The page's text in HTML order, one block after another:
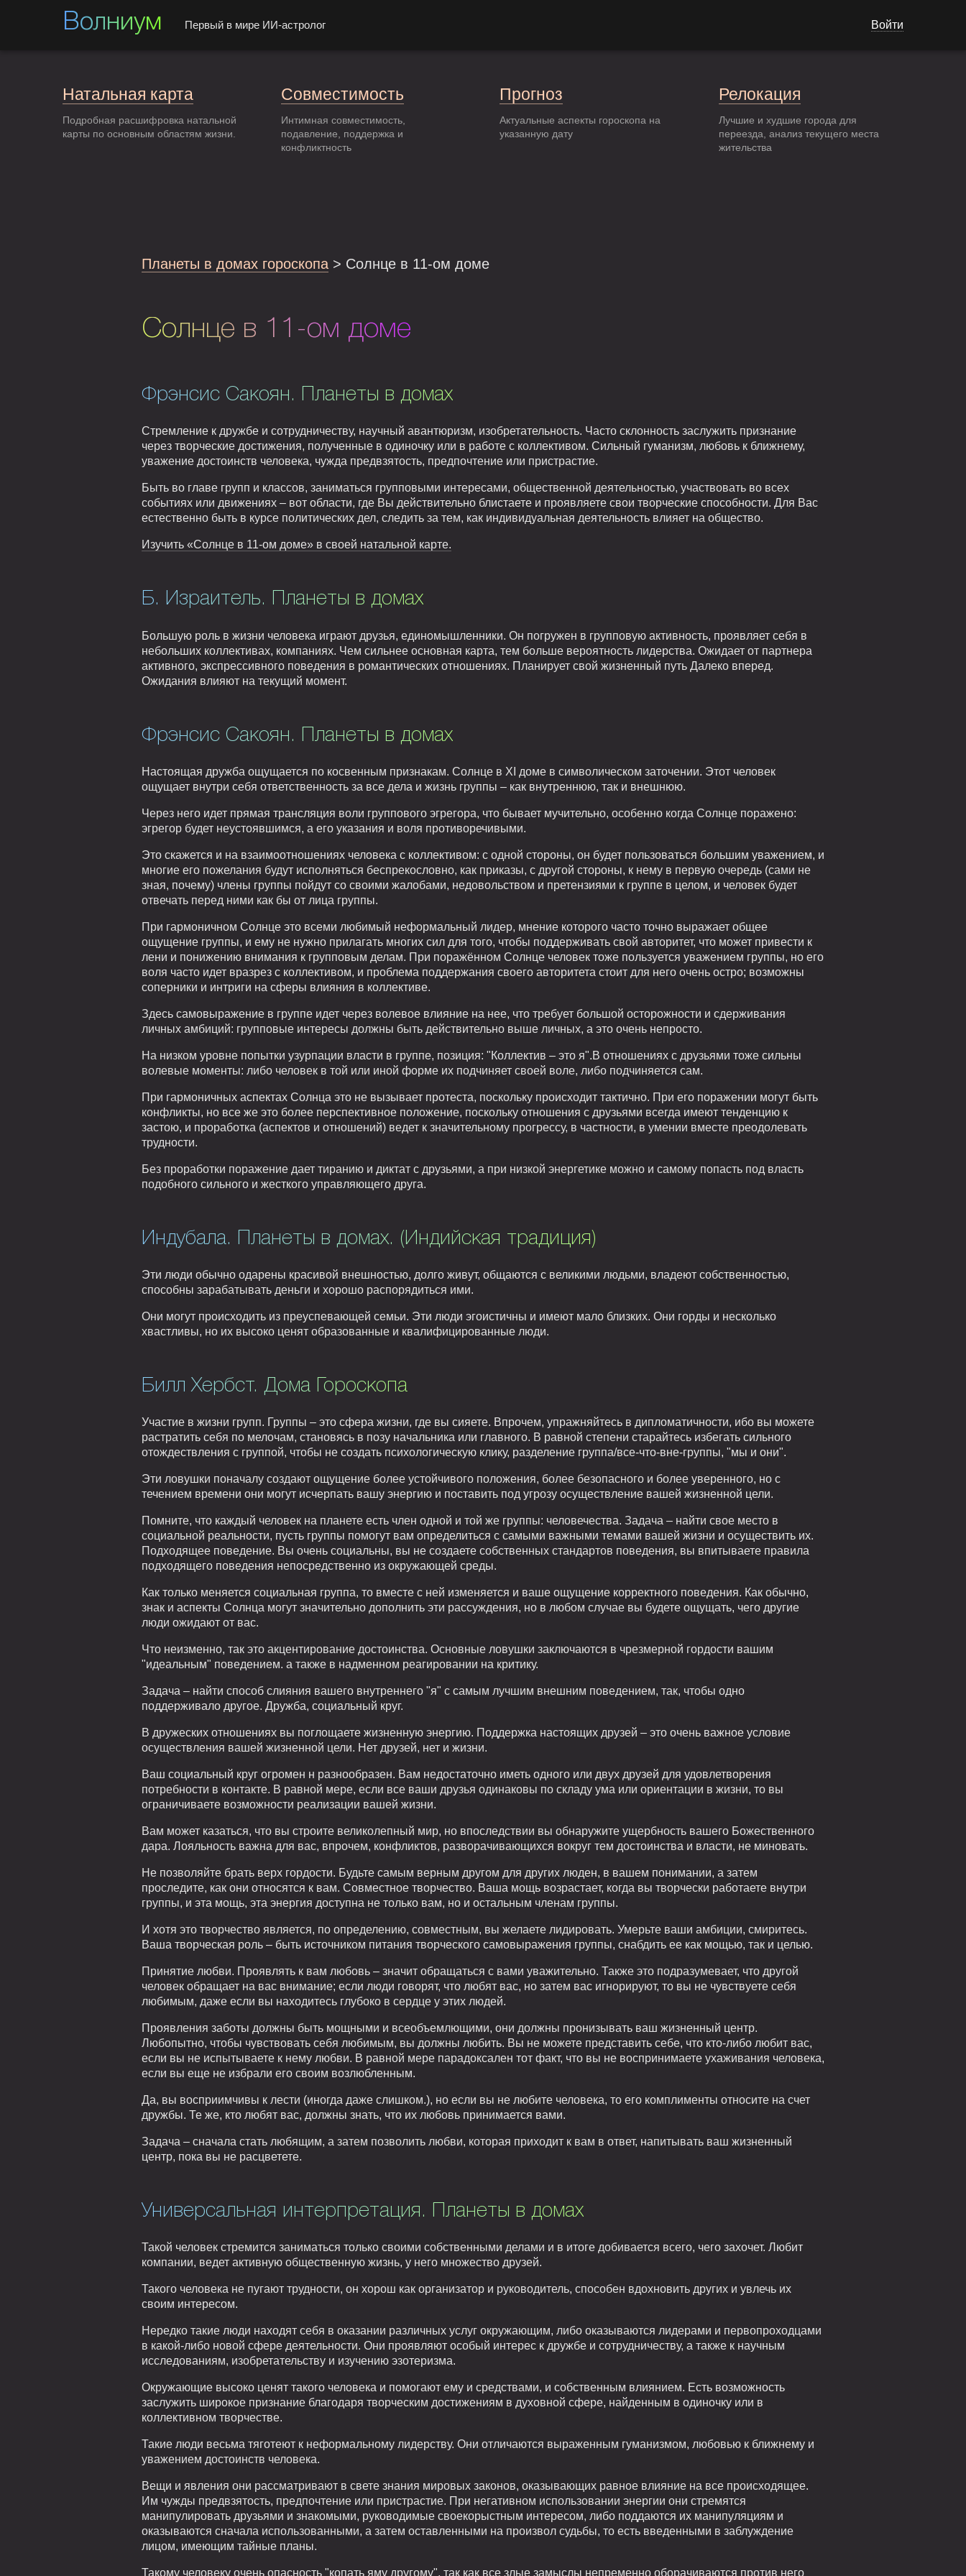
Волниум Первый в мире ИИ-астролог Войти
Натальная карта
Подробная расшифровка натальной
карты по основным областям жизни.
Совместимость
Интимная совместимость,
подавление, поддержка и
конфликтность
Прогноз
Актуальные аспекты гороскопа на
указанную дату
Релокация
Лучшие и худшие города для
переезда, анализ текущего места
жительства
Планеты в домах гороскопа > Солнце в 11-ом доме
Солнце в 11-ом доме
Фрэнсис Сакоян. Планеты в домах
Стремление к дружбе и сотрудничеству, научный авантюризм, изобретательность. Часто склонность заслужить признание
через творческие достижения, полученные в одиночку или в работе с коллективом. Сильный гуманизм, любовь к ближнему,
уважение достоинств человека, чужда предвзятость, предпочтение или пристрастие.
Быть во главе групп и классов, заниматься групповыми интересами, общественной деятельностью, участвовать во всех
событиях или движениях – вот области, где Вы действительно блистаете и проявляете свои творческие способности. Для Вас
естественно быть в курсе политических дел, следить за тем, как индивидуальная деятельность влияет на общество.
Изучить «Солнце в 11-ом доме» в своей натальной карте.
Б. Израитель. Планеты в домах
Большую роль в жизни человека играют друзья, единомышленники. Он погружен в групповую активность, проявляет себя в
небольших коллективах, компаниях. Чем сильнее основная карта, тем больше вероятность лидерства. Ожидает от партнера
активного, экспрессивного поведения в романтических отношениях. Планирует свой жизненный путь Далеко вперед.
Ожидания влияют на текущий момент.
Фрэнсис Сакоян. Планеты в домах
Настоящая дружба ощущается по косвенным признакам. Солнце в XI доме в символическом заточении. Этот человек
ощущает внутри себя ответственность за все дела и жизнь группы – как внутреннюю, так и внешнюю.
Через него идет прямая трансляция воли группового эгрегора, что бывает мучительно, особенно когда Солнце поражено:
эгрегор будет неустоявшимся, а его указания и воля противоречивыми.
Это скажется и на взаимоотношениях человека с коллективом: с одной стороны, он будет пользоваться большим уважением, и
многие его пожелания будут исполняться беспрекословно, как приказы, с другой стороны, к нему в первую очередь (сами не
зная, почему) члены группы пойдут со своими жалобами, недовольством и претензиями к группе в целом, и человек будет
отвечать перед ними как бы от лица группы.
При гармоничном Солнце это всеми любимый неформальный лидер, мнение которого часто точно выражает общее
ощущение группы, и ему не нужно прилагать многих сил для того, чтобы поддерживать свой авторитет, что может привести к
лени и понижению внимания к групповым делам. При поражённом Солнце человек тоже пользуется уважением группы, но его
воля часто идет вразрез с коллективом, и проблема поддержания своего авторитета стоит для него очень остро; возможны
соперники и интриги на сферы влияния в коллективе.
Здесь самовыражение в группе идет через волевое влияние на нее, что требует большой осторожности и сдерживания
личных амбиций: групповые интересы должны быть действительно выше личных, а это очень непросто.
На низком уровне попытки узурпации власти в группе, позиция: "Коллектив – это я".В отношениях с друзьями тоже сильны
волевые моменты: либо человек в той или иной форме их подчиняет своей воле, либо подчиняется сам.
При гармоничных аспектах Солнца это не вызывает протеста, поскольку происходит тактично. При его поражении могут быть
конфликты, но все же это более перспективное положение, поскольку отношения с друзьями всегда имеют тенденцию к
застою, и проработка (аспектов и отношений) ведет к значительному прогрессу, в частности, в умении вместе преодолевать
трудности.
Без проработки поражение дает тиранию и диктат с друзьями, а при низкой энергетике можно и самому попасть под власть
подобного сильного и жесткого управляющего друга.
Индубала. Планеты в домах. (Индийская традиция)
Эти люди обычно одарены красивой внешностью, долго живут, общаются с великими людьми, владеют собственностью,
способны зарабатывать деньги и хорошо распорядиться ими.
Они могут происходить из преуспевающей семьи. Эти люди эгоистичны и имеют мало близких. Они горды и несколько
хвастливы, но их высоко ценят образованные и квалифицированные люди.
Билл Хербст. Дома Гороскопа
Участие в жизни групп. Группы – это сфера жизни, где вы сияете. Впрочем, упражняйтесь в дипломатичности, ибо вы можете
растратить себя по мелочам, становясь в позу начальника или главного. В равной степени старайтесь избегать сильного
отождествления с группой, чтобы не создать психологическую клику, разделение группа/все-что-вне-группы, "мы и они".
Эти ловушки поначалу создают ощущение более устойчивого положения, более безопасного и более уверенного, но с
течением времени они могут исчерпать вашу энергию и поставить под угрозу осуществление вашей жизненной цели.
Помните, что каждый человек на планете есть член одной и той же группы: человечества. Задача – найти свое место в
социальной реальности, пусть группы помогут вам определиться с самыми важными темами вашей жизни и осуществить их.
Подходящее поведение. Вы очень социальны, вы не создаете собственных стандартов поведения, вы впитываете правила
подходящего поведения непосредственно из окружающей среды.
Как только меняется социальная группа, то вместе с ней изменяется и ваше ощущение корректного поведения. Как обычно,
знак и аспекты Солнца могут значительно дополнить эти рассуждения, но в любом случае вы будете ощущать, чего другие
люди ожидают от вас.
Что неизменно, так это акцентирование достоинства. Основные ловушки заключаются в чрезмерной гордости вашим
"идеальным" поведением. а также в надменном реагировании на критику.
Задача – найти способ слияния вашего внутреннего "я" с самым лучшим внешним поведением, так, чтобы одно
поддерживало другое. Дружба, социальный круг.
В дружеских отношениях вы поглощаете жизненную энергию. Поддержка настоящих друзей – это очень важное условие
осуществления вашей жизненной цели. Нет друзей, нет и жизни.
Ваш социальный круг огромен н разнообразен. Вам недостаточно иметь одного или двух друзей для удовлетворения
потребности в контакте. В равной мере, если все ваши друзья одинаковы по складу ума или ориентации в жизни, то вы
ограничиваете возможности реализации вашей жизни.
Вам может казаться, что вы строите великолепный мир, но впоследствии вы обнаружите ущербность вашего Божественного
дара. Лояльность важна для вас, впрочем, конфликтов, разворачивающихся вокруг тем достоинства и власти, не миновать.
Не позволяйте брать верх гордости. Будьте самым верным другом для других люден, в вашем понимании, а затем
проследите, как они относятся к вам. Совместное творчество. Ваша мощь возрастает, когда вы творчески работаете внутри
группы, и эта мощь, эта энергия доступна не только вам, но и остальным членам группы.
И хотя это творчество является, по определению, совместным, вы желаете лидировать. Умерьте ваши амбиции, смиритесь.
Ваша творческая роль – быть источником питания творческого самовыражения группы, снабдить ее как мощью, так и целью.
Принятие любви. Проявлять к вам любовь – значит обращаться с вами уважительно. Также это подразумевает, что другой
человек обращает на вас внимание; если люди говорят, что любят вас, но затем вас игнорируют, то вы не чувствуете себя
любимым, даже если вы находитесь глубоко в сердце у этих людей.
Проявления заботы должны быть мощными и всеобъемлющими, они должны пронизывать ваш жизненный центр.
Любопытно, чтобы чувствовать себя любимым, вы должны любить. Вы не можете представить себе, что кто-либо любит вас,
если вы не испытываете к нему любви. В равной мере парадоксален тот факт, что вы не воспринимаете ухаживания человека,
если вы еще не избрали его своим возлюбленным.
Да, вы восприимчивы к лести (иногда даже слишком.), но если вы не любите человека, то его комплименты относите на счет
дружбы. Те же, кто любят вас, должны знать, что их любовь принимается вами.
Задача – сначала стать любящим, а затем позволить любви, которая приходит к вам в ответ, напитывать ваш жизненный
центр, пока вы не расцветете.
Универсальная интерпретация. Планеты в домах
Такой человек стремится заниматься только своими собственными делами и в итоге добивается всего, чего захочет. Любит
компании, ведет активную общественную жизнь, у него множество друзей.
Такого человека не пугают трудности, он хорош как организатор и руководитель, способен вдохновить других и увлечь их
своим интересом.
Нередко такие люди находят себя в оказании различных услуг окружающим, либо оказываются лидерами и первопроходцами
в какой-либо новой сфере деятельности. Они проявляют особый интерес к дружбе и сотрудничеству, а также к научным
исследованиям, изобретательству и изучению эзотеризма.
Окружающие высоко ценят такого человека и помогают ему и средствами, и собственным влиянием. Есть возможность
заслужить широкое признание благодаря творческим достижениям в духовной сфере, найденным в одиночку или в
коллективном творчестве.
Такие люди весьма тяготеют к неформальному лидерству. Они отличаются выраженным гуманизмом, любовью к ближнему и
уважением достоинств человека.
Вещи и явления они рассматривают в свете знания мировых законов, оказывающих равное влияние на все происходящее.
Им чужды предвзятость, предпочтение или пристрастие. При негативном использовании энергии они стремятся
манипулировать друзьями и знакомыми, руководимые своекорыстным интересом, либо поддаются их манипуляциям и
оказываются сначала использованными, а затем оставленными на произвол судьбы, то есть введенными в заблуждение
лицом, имеющим тайные планы.
Такому человеку очень опасность "копать яму другому", так как все злые замыслы непременно оборачиваются против него